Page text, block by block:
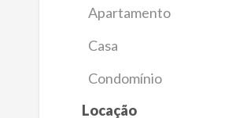
Apartamento
Casa
Condomínio
Locação